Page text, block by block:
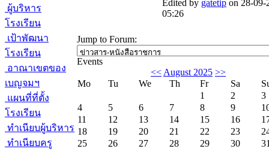
ผู้บริหาร
โรงเรียน
เป้าพัฒนา
โรงเรียน
อาณาเขตของ
เบญจมฯ
แผนที่ที่ตั้ง
โรงเรียน
ทำเนียบผู้บริหาร
ทำเนียบครู
Edited by gatetip on 28-09-
05:26
Jump to Forum:
Events
<< August 2025 >>
Mo
Tu We Th Fr Sa
1
2
3
4
5 6 7 8 9
11
12 13 14 15 16
18
19 20 21 22 23
25
26 27 28 29 30